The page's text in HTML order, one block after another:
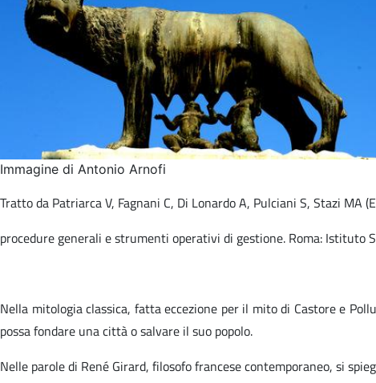
Immagine di Antonio Arnofi
Tratto da Patriarca V, Fagnani C, Di Lonardo A, Pulciani S, Stazi MA
procedure generali e strumenti operativi di gestione. Roma: Istituto
Nella mitologia classica, fatta eccezione per il mito di Castore e
possa fondare una città o salvare il suo popolo.
Nelle parole di René Girard, filosofo francese contemporaneo, si